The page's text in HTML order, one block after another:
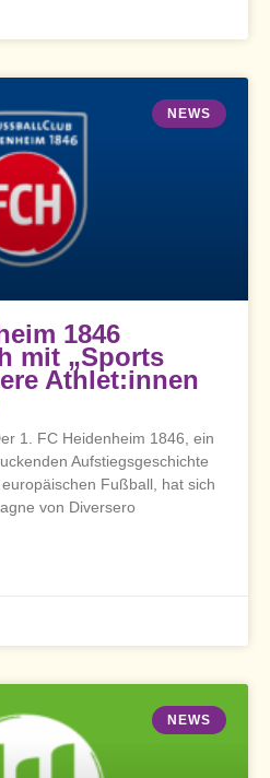
NEWS
1846
mit „Sports
Athlet:innen
1. FC Heidenheim 1846, ein
Aufstiegsgeschichte
Fußball, hat sich
von Diversero
NEWS